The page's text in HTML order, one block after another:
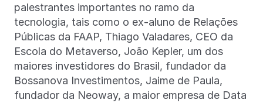
palestrantes importantes no ramo da
tecnologia, tais como o ex-aluno de Relações
Públicas da FAAP, Thiago Valadares, CEO da
Escola do Metaverso, João Kepler, um dos
maiores investidores do Brasil, fundador da
Bossanova Investimentos, Jaime de Paula,
fundador da Neoway, a maior empresa de Data